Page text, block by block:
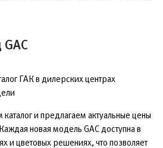
ГАК в дилерских центрах
и предлагаем актуальные цены
новая модель GAC доступна в
и цветовых решениях, что позволяет